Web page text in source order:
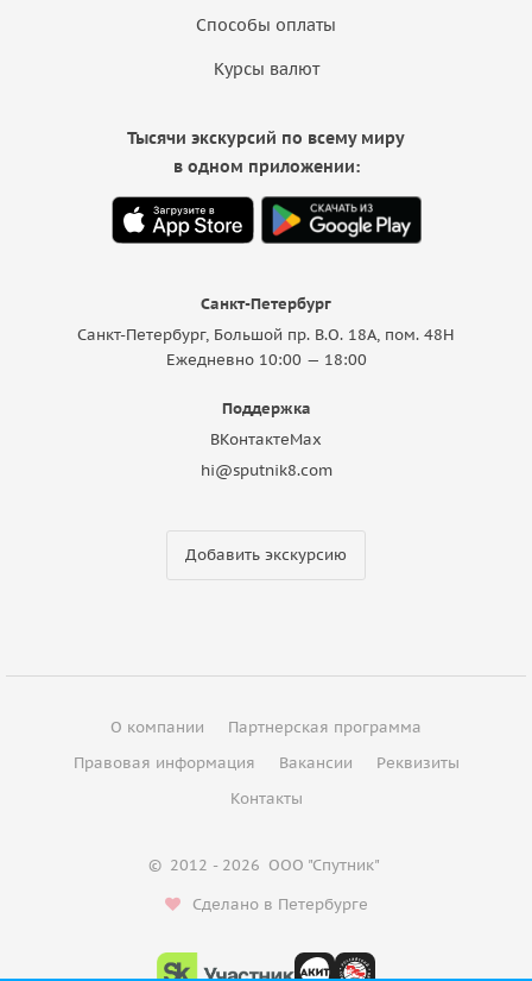
Способы оплаты
Курсы валют
Санкт-Петербург
Санкт-Петербург, Большой пр. В.О. 18A, пом. 48Н
Ежедневно 10:00 — 18:00
Поддержка
ВКонтактеMax
hi@sputnik8.com
Добавить экскурсию
Тысячи экскурсий по всему миру
в одном приложении:
О компании
Партнерская программа
Правовая информация
Вакансии
Реквизиты
Контакты
© 2012 - 2026 ООО "Спутник"
Сделано в Петербурге